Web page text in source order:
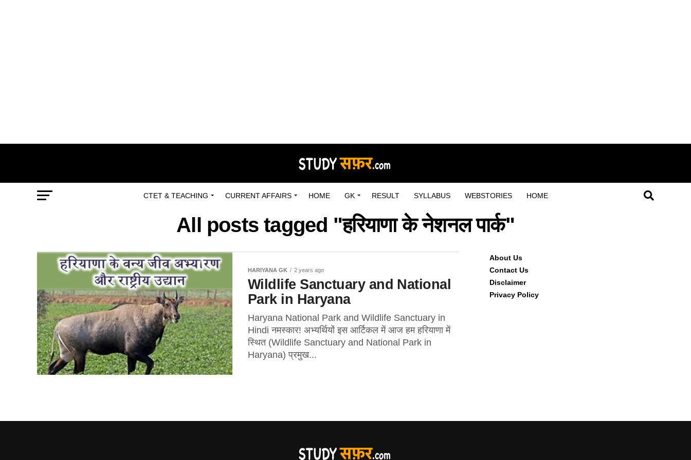
CTET & TEACHING CURRENT AFFAIRS HOME GK RESULT SYLLABUS WEBSTORIES HOME
All posts tagged "हरियाणा के नेशनल पार्क"
HARIYANA GK 2 years ago
Wildlife Sanctuary and National
Park in Haryana
Haryana National Park and Wildlife Sanctuary in
Hindi नमस्कार! अभ्यर्थियों इस आर्टिकल में आज हम हरियाणा में
स्थित (Wildlife Sanctuary and National Park in
Haryana) प्रमुख...
About Us
Contact Us
Disclaimer
Privacy Policy